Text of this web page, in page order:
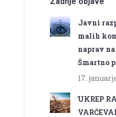
Javni
malih
naprav na
Šmartno
17.
̌UKREP